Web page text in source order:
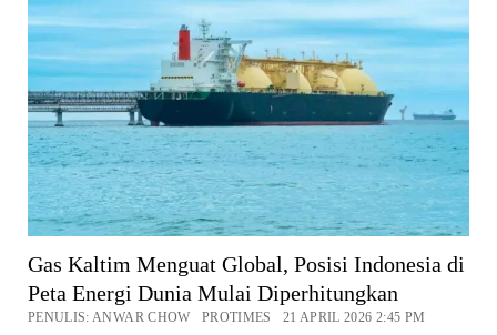
Gas Kaltim Menguat Global, Posisi Indonesia di
Peta Energi Dunia Mulai Diperhitungkan
PENULIS: ANWAR CHOW PROTIMES 21 APRIL 2026 2:45 PM